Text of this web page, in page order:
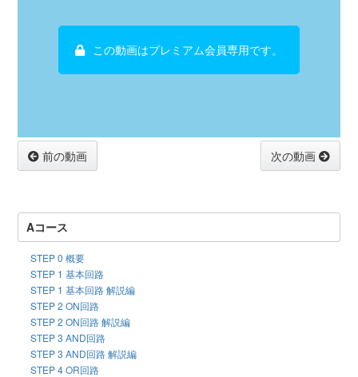
この動画はプレミアム会員専用です。
前の動画 次の動画
Aコース
STEP 0 概要
STEP 1 基本回路
STEP 1 基本回路 解説編
STEP 2 ON回路
STEP 2 ON回路 解説編
STEP 3 AND回路
STEP 3 AND回路 解説編
STEP 4 OR回路